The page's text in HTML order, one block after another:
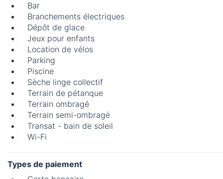
Bar
Branchements électriques
Dépôt de glace
Jeux pour enfants
Location de vélos
Parking
Piscine
Sèche linge collectif
Terrain de pétanque
Terrain ombragé
Terrain semi-ombragé
Transat - bain de soleil
Wi-Fi
Types de paiement